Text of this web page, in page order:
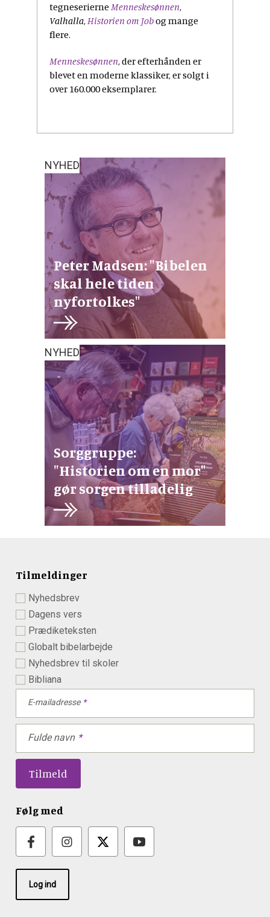
tegneserierneMenneskesønnen,
Valhalla,Historien om Jobog mange
flere.
Menneskesønnen, der efterhånden er
blevet en moderne klassiker, er solgt i
over 160.000 eksemplarer.
NYHED
Peter Madsen: "Bibelen
skal hele tiden
nyfortolkes"
NYHED
Sorggruppe:
"Historien om en mor"
gør sorgen tilladelig
Tilmeldinger
Nyhedsbrev
Dagens vers
Prædiketeksten
Globalt bibelarbejde
Nyhedsbrev til skoler
Bibliana
E-mailadresse
Fulde navn
Følg med
Log ind